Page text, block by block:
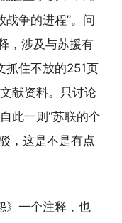
争的进程”。问
，涉及与苏援有
抓住不放的251页
献资料。只讨论
此一则“苏联的个
，这是不是有点
》一个注释，也